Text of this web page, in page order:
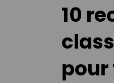
10
pour